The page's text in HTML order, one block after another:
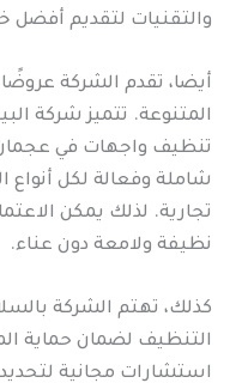
والتقنيات لتقديم أفضل
أيضا، تقدم الشركة عروضًا
المتنوعة. تتميز شركة
تنظيف واجهات في
شاملة وفعالة لكل أنواع
تجارية. لذلك يمكن
نظيفة ولامعة دون عناء.
كذلك، تهتم الشركة
التنظيف لضمان حماية
استشارات مجانية